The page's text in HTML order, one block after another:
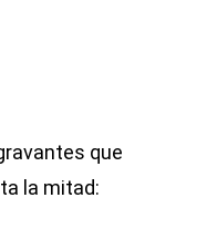
que
la mitad: